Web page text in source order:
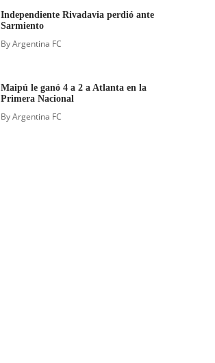
Independiente Rivadavia perdió ante
Sarmiento
ByArgentina FC
Maipú le ganó 4 a 2 a Atlanta en la
Primera Nacional
ByArgentina FC